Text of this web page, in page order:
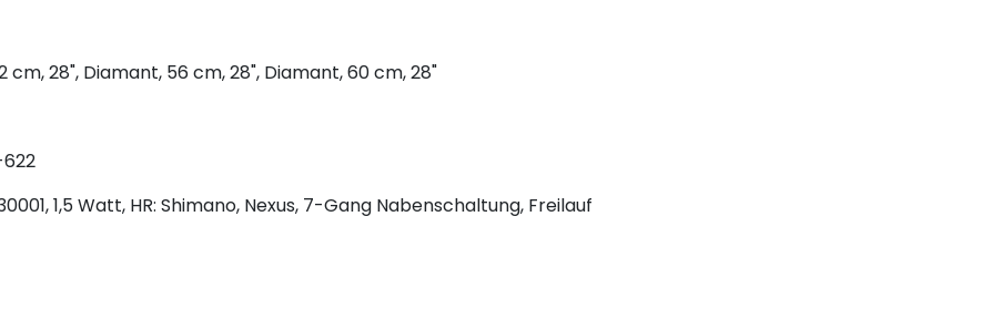
28", Diamant, 56 cm, 28", Diamant, 60 cm, 28"
1,5 Watt, HR: Shimano, Nexus, 7-Gang Nabenschaltung, Freilauf